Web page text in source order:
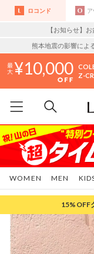
ロコンド
【お知らせ】
熊本地震の影響によ
10,000
Z-
WOMEN MEN
15%OFF